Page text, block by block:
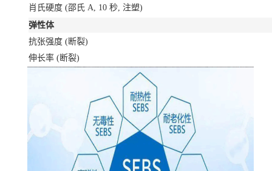
肖氏硬度 (邵氏 A, 10 秒, 注塑)
弹性体
抗张强度 (断裂)
伸长率 (断裂)